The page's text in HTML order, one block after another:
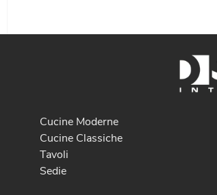
Cucine Moderne
Cucine Classiche
Tavoli
Sedie